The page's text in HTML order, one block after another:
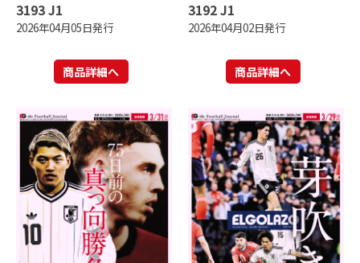
3193 J1
2026年04月05日発行
商品詳細へ
3192 J1
2026年04月02日発行
商品詳細へ